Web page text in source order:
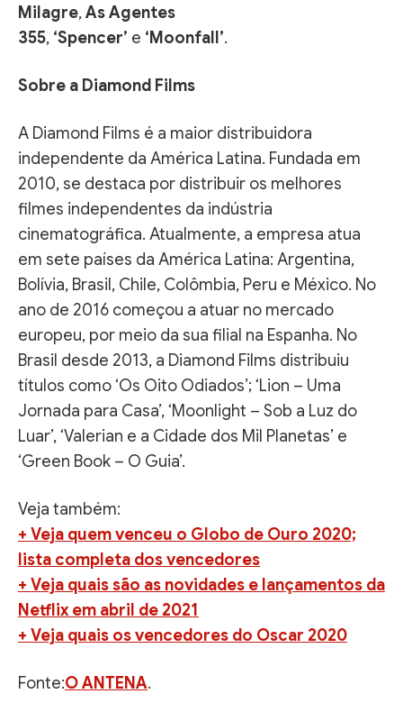
Milagre,As Agentes
355, ‘Spencer’ e ‘Moonfall’.
Sobre a Diamond Films
A Diamond Films é a maior distribuidora
independente da América Latina. Fundada em
2010, se destaca por distribuir os melhores
filmes independentes da indústria
cinematográfica. Atualmente, a empresa atua
em sete países da América Latina: Argentina,
Bolívia, Brasil, Chile, Colômbia, Peru e México. No
ano de 2016 começou a atuar no mercado
europeu, por meio da sua filial na Espanha. No
Brasil desde 2013, a Diamond Films distribuiu
títulos como ‘Os Oito Odiados’; ‘Lion – Uma
Jornada para Casa’, ‘Moonlight – Sob a Luz do
Luar’, ‘Valerian e a Cidade dos Mil Planetas’ e
‘Green Book – O Guia’.
Veja também:
+ Veja quem venceu o Globo de Ouro 2020;
lista completa dos vencedores
+ Veja quais são as novidades e lançamentos da
Netflix em abril de 2021
+ Veja quais os vencedores do Oscar 2020
Fonte:O ANTENA.